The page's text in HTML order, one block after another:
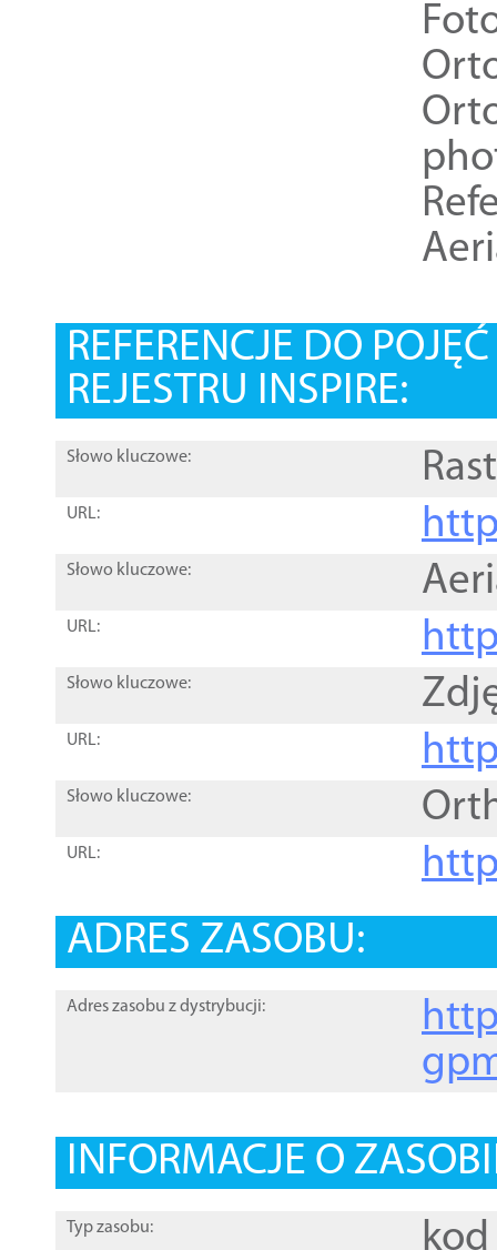
REFERENCJE DO
REJESTRU INSPIRE:
Słowo kluczowe:
URL:
Słowo kluczowe:
URL:
Słowo kluczowe:
URL:
Słowo kluczowe:
URL:
ADRES ZASOBU:
Adres zasobu z dystrybucji:
INFORMACJE O
Typ zasobu: kod